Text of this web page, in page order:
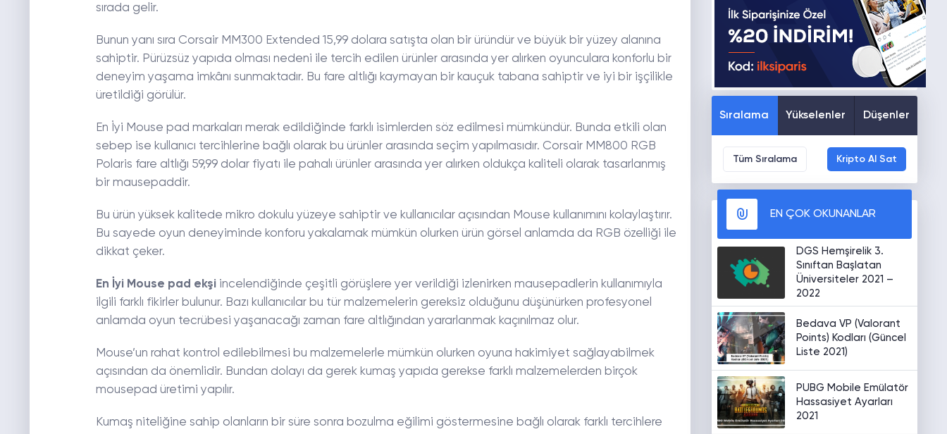
sırada gelir.
Bunun yanı sıra Corsair MM300 Extended 15,99 dolara satışta olan bir üründür ve büyük bir yüzey alanına
sahiptir. Pürüzsüz yapıda olması nedeni ile tercih edilen ürünler arasında yer alırken oyunculara konforlu bir
deneyim yaşama imkânı sunmaktadır. Bu fare altlığı kaymayan bir kauçuk tabana sahiptir ve iyi bir işçilikle
üretildiği görülür.
En İyi Mouse pad markaları merak edildiğinde farklı isimlerden söz edilmesi mümkündür. Bunda etkili olan
sebep ise kullanıcı tercihlerine bağlı olarak bu ürünler arasında seçim yapılmasıdır. Corsair MM800 RGB
Polaris fare altlığı 59,99 dolar fiyatı ile pahalı ürünler arasında yer alırken oldukça kaliteli olarak tasarlanmış
bir mausepaddir.
Bu ürün yüksek kalitede mikro dokulu yüzeye sahiptir ve kullanıcılar açısından Mouse kullanımını kolaylaştırır.
Bu sayede oyun deneyiminde konforu yakalamak mümkün olurken ürün görsel anlamda da RGB özelliği ile
dikkat çeker.
En İyi Mouse pad ekşiincelendiğinde çeşitli görüşlere yer verildiği izlenirken mausepadlerin kullanımıyla
ilgili farklı fikirler bulunur. Bazı kullanıcılar bu tür malzemelerin gereksiz olduğunu düşünürken profesyonel
anlamda oyun tecrübesi yaşanacağı zaman fare altlığından yararlanmak kaçınılmaz olur.
Mouse’un rahat kontrol edilebilmesi bu malzemelerle mümkün olurken oyuna hakimiyet sağlayabilmek
açısından da önemlidir. Bundan dolayı da gerek kumaş yapıda gerekse farklı malzemelerden birçok
mousepad üretimi yapılır.
Kumaş niteliğine sahip olanların bir süre sonra bozulma eğilimi göstermesine bağlı olarak farklı tercihlere
Sıralama Yükselenler Düşenler
Tüm Sıralama Kripto Al Sat
EN ÇOK OKUNANLAR
DGS Hemşirelik 3.
Sınıftan Başlatan
Üniversiteler 2021 –
2022
Bedava VP (Valorant
Points) Kodları (Güncel
Liste 2021)
PUBG Mobile Emülatör
Hassasiyet Ayarları
2021